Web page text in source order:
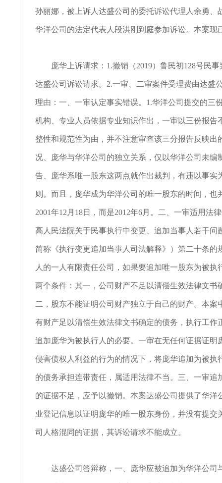
孙丽娜，被上诉人达盛公司的委托诉讼代理人余勇、
华洋公司的法定代表人段洪刚到庭参加诉讼。本案现
庞华上诉请求：1.撤销（2019）鲁民初128号民事
达盛公司诉讼请求。2.一审、二审案件受理费由达盛
理由：一、一审认定事实错误。1.华洋公司提交的三
机构、专业人员依据专业知识作出，一审以三份报告
整性和规范性为由，并不注意审查该三分报告反映出
况、庞华与华洋公司的独立关系，仅以华洋公司未编
告、庞华系唯一股东这两点就作出裁判，有违以事实
则。而且，庞华成为华洋公司的唯一股东的时间，也
2001年12月18日，而是2012年6月。二、一审适用法
高人民法院关于民事执行中变更、追加当事人若干问
简称《执行变更追加当事人司法解释》）第二十条的
人的一人有限责任公司，如果要追加唯一股东为被执
两个条件：其一，公司财产不足以清偿生效法律文书
二，股东不能证明公司财产独立于自己的财产。本案
有财产足以清偿生效法律文书确定的债务，执行工作
追加庞华为被执行人的必要。一审在无任何证据证明
侵害债权人利益的行为的情况下，将庞华追加为被执
的债务承担连带责任，属适用法律不当。三、一审追
的证据不足，应予以撤销。本案达盛公司提供了华洋
业登记信息以证明庞华的唯一股东身份，并没有提交
司人格混同的证据，其诉讼请求不能成立。
达盛公司答辩称，一、庞华应被追加为华洋公司